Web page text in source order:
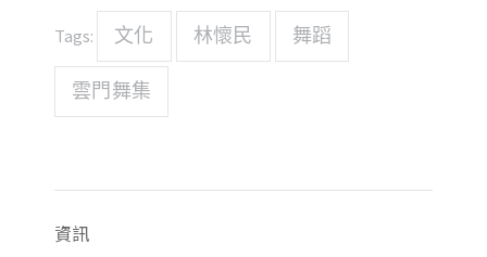
Tags: 文化 林懷民 舞蹈
雲門舞集
資訊